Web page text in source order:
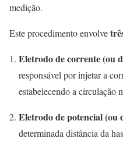
medição.
Este procedimento envolve
Eletrodo de corrente (ou
responsável por injetar a
estabelecendo a circulação
Eletrodo de potencial (ou
determinada distância da